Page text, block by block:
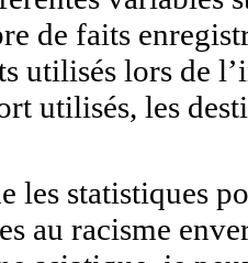
de faits
utilisés lors de
utilisés, les
les statistiques
au racisme